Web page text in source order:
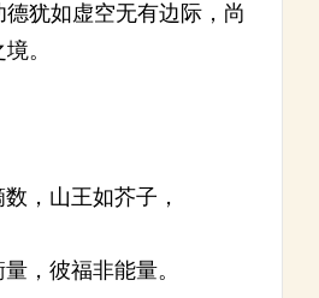
犹如虚空无有边际，尚
。
，山王如芥子，
，彼福非能量。